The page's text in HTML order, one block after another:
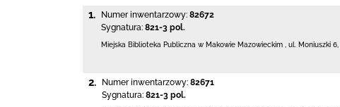
1. Numer inwentarzowy: 82672
Sygnatura: 821-3 pol.
Miejska Biblioteka Publiczna w Makowie Mazowieckim ul. Moniuszki 6
2. Numer inwentarzowy: 82671
Sygnatura: 821-3 pol.